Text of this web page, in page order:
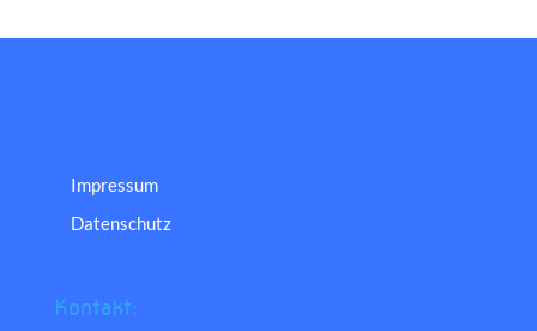
Impressum
Datenschutz
Kontakt: